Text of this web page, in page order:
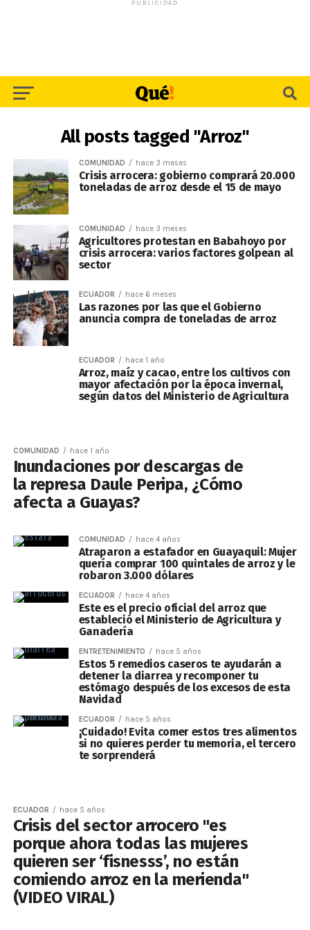
PUBLICIDAD
All posts tagged "Arroz"
COMUNIDAD hace 3 meses
Crisis arrocera: gobierno comprará 20.000
toneladas de arroz desde el 15 de mayo
COMUNIDAD hace 3 meses
Agricultores protestan en Babahoyo por
crisis arrocera: varios factores golpean al
sector
ECUADOR hace 6 meses
Las razones por las que el Gobierno
anuncia compra de toneladas de arroz
ECUADOR hace 1 año
Arroz, maíz y cacao, entre los cultivos con
mayor afectación por la época invernal,
según datos del Ministerio de Agricultura
COMUNIDAD hace 1 año
Inundaciones por descargas de
la represa Daule Peripa, ¿Cómo
afecta a Guayas?
COMUNIDAD hace 4 años
Atraparon a estafador en Guayaquil: Mujer
quería comprar 100 quintales de arroz y le
robaron 3.000 dólares
ECUADOR hace 4 años
Este es el precio oficial del arroz que
estableció el Ministerio de Agricultura y
Ganadería
ENTRETENIMIENTO hace 5 años
Estos 5 remedios caseros te ayudarán a
detener la diarrea y recomponer tu
estómago después de los excesos de esta
Navidad
ECUADOR hace 5 años
¡Cuidado! Evita comer estos tres alimentos
si no quieres perder tu memoria, el tercero
te sorprenderá
ECUADOR hace 5 años
Crisis del sector arrocero "es
porque ahora todas las mujeres
quieren ser ‘fisnesss’, no están
comiendo arroz en la merienda"
(VIDEO VIRAL)